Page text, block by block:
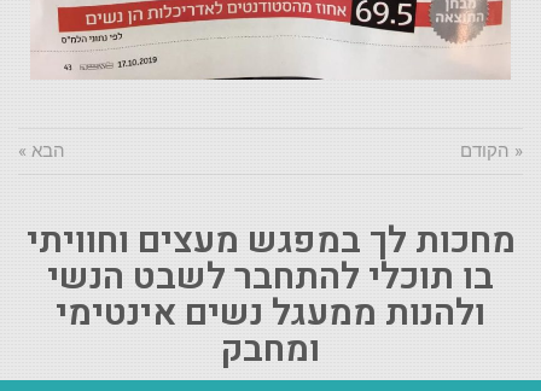
« הקודם הבא »
מחכות לך במפגש מעצים וחוויתי
בו תוכלי להתחבר לשבט הנשי
ולהנות ממעגל נשים אינטימי
ומחבק